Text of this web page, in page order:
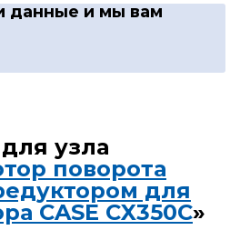
данные и мы вам
узла
поворота
для
CASE CX350C»